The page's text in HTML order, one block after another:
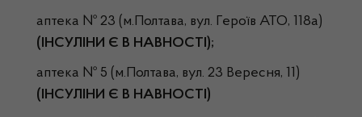
аптека № 23 (м.Полтава, вул. Героїв АТО, 118а)
(ІНСУЛІНИ Є В НАВНОСТІ);
аптека № 5 (м.Полтава, вул. 23 Вересня, 11)
(ІНСУЛІНИ Є В НАВНОСТІ)